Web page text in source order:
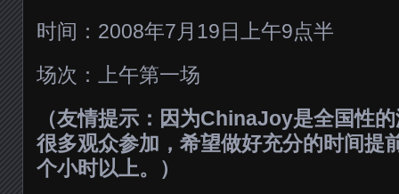
时间：2008年7月19日上午9点半
场次：上午第一场
（友情提示：因为ChinaJoy是全国性
很多观众参加，希望做好充分的时间提
个小时以上。）